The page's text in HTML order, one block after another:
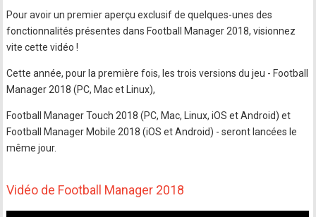
Pour avoir un premier aperçu exclusif de quelques-unes des
fonctionnalités présentes dans Football Manager 2018, visionnez
vite cette vidéo !
Cette année, pour la première fois, les trois versions du jeu - Football
Manager 2018 (PC, Mac et Linux),
Football Manager Touch 2018 (PC, Mac, Linux, iOS et Android) et
Football Manager Mobile 2018 (iOS et Android) - seront lancées le
même jour.
Vidéo de Football Manager 2018